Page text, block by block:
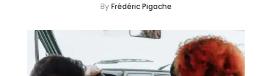
ByFrédéric Pigache